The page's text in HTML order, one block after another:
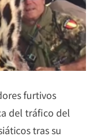
furtivos
del tráfico del
tras su